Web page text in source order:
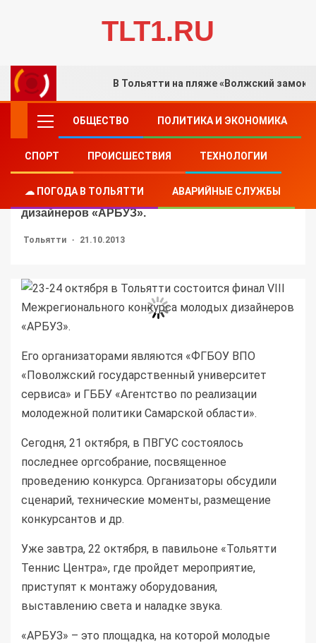
TLT1.RU
В Тольятти на пляже «Волжский
ОБЩЕСТВО ПОЛИТИКА И ЭКОНОМИКА
СПОРТ ПРОИСШЕСТВИЯ ТЕХНОЛОГИИ
☁ ПОГОДА В ТОЛЬЯТТИ АВАРИЙНЫЕ СЛУЖБЫ
23-24 октября в Тольятти состоится финал VIII
Межрегионального конкурса молодых
дизайнеров «АРБУЗ».
Тольятти 21.10.2013
Его организаторами являются «ФГБОУ ВПО
«Поволжский государственный университет
сервиса» и ГББУ «Агентство по реализации
молодежной политики Самарской области».
Сегодня, 21 октября, в ПВГУС состоялось
последнее оргсобрание, посвященное
проведению конкурса. Организаторы обсудили
сценарий, технические моменты, размещение
конкурсантов и др.
Уже завтра, 22 октября, в павильоне «Тольятти
Теннис Центра», где пройдет мероприятие,
приступят к монтажу оборудования,
выставлению света и наладке звука.
«АРБУЗ» – это площадка, на которой молодые